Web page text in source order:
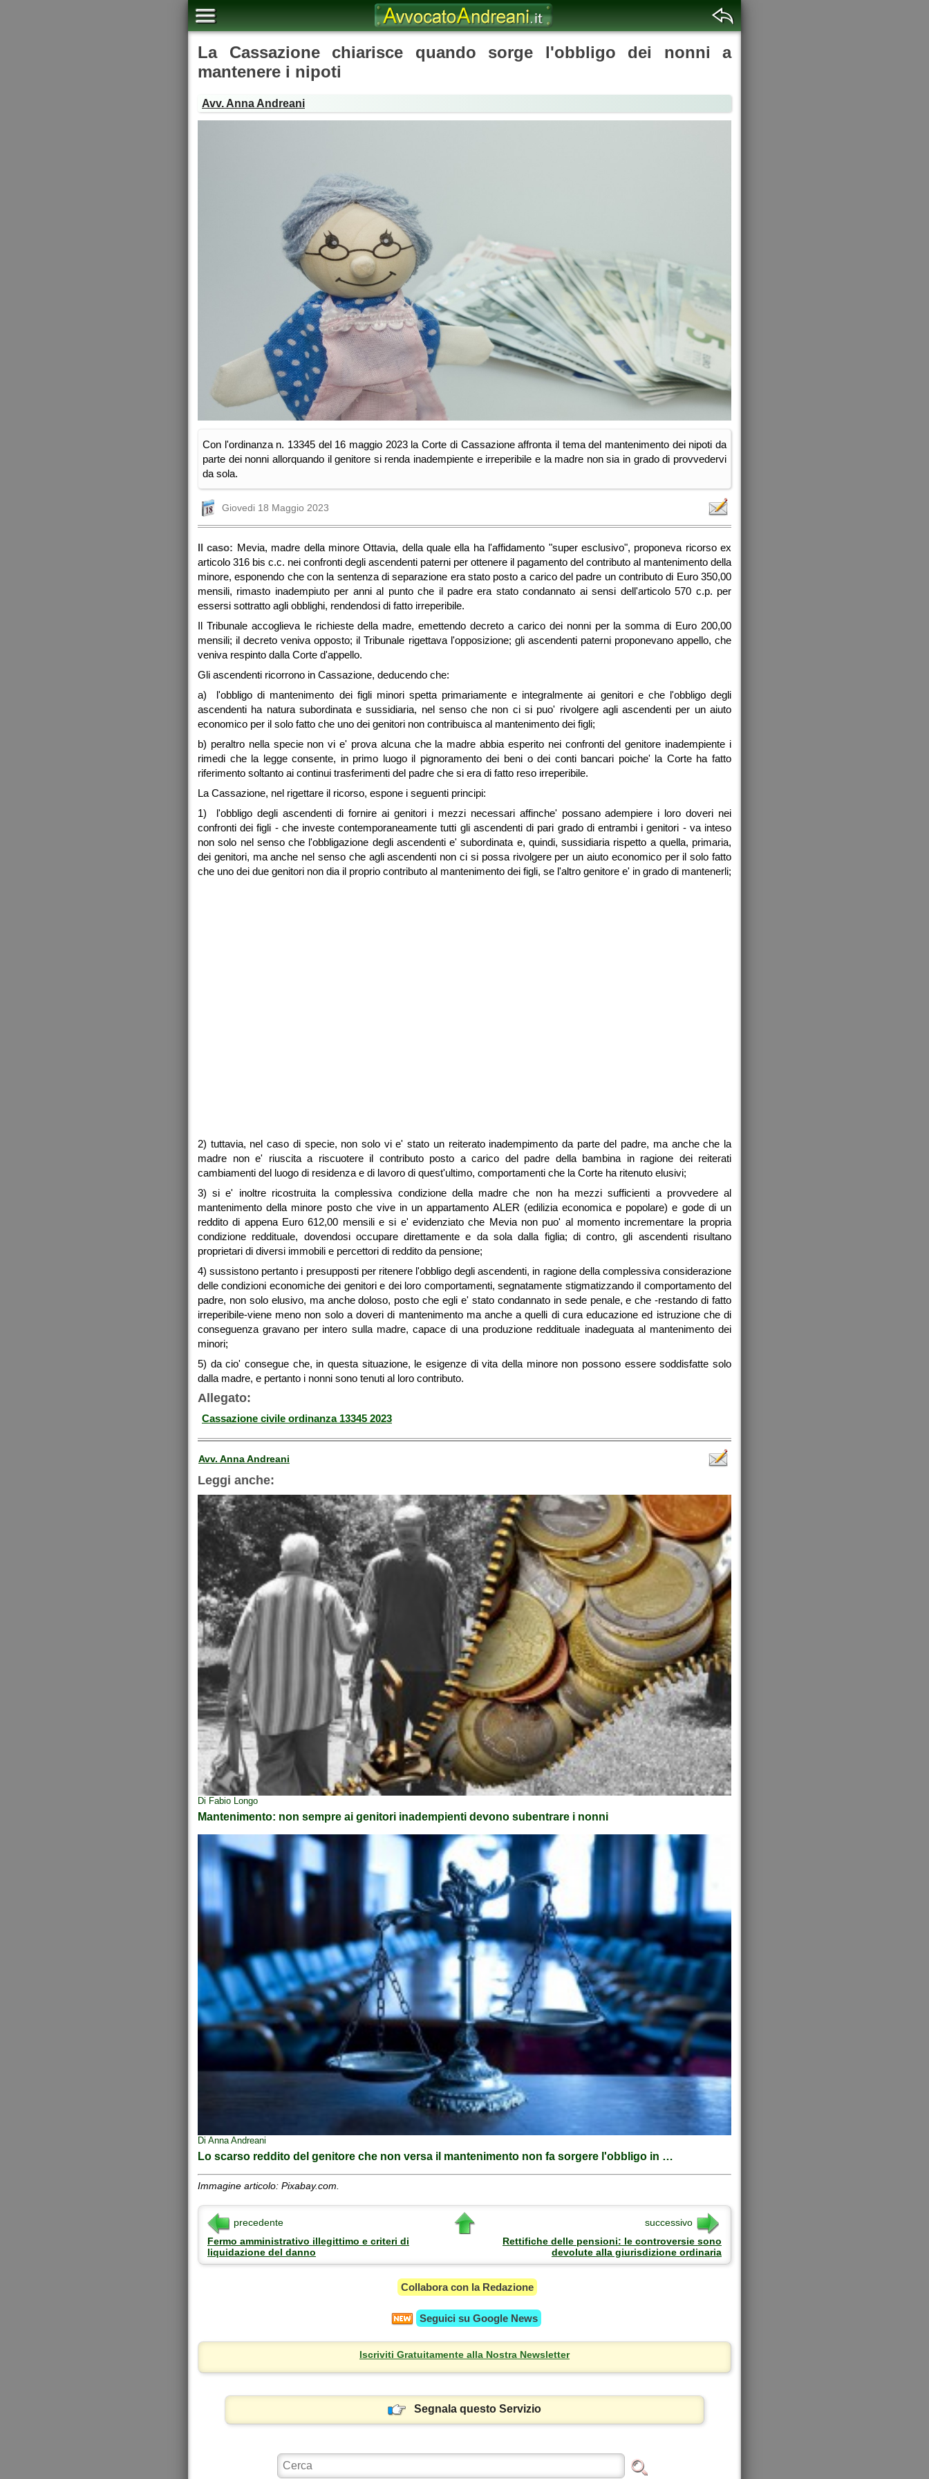
La Cassazione chiarisce quando sorge l'obbligo dei nonni a
mantenere i nipoti
Avv. Anna Andreani
Con l'ordinanza n. 13345 del 16 maggio 2023 la Corte di Cassazione affronta il tema del mantenimento dei nipoti da
parte dei nonni allorquando il genitore si renda inadempiente e irreperibile e la madre non sia in grado di provvedervi
da sola.
Giovedi 18 Maggio 2023
Il caso: Mevia, madre della minore Ottavia, della quale ella ha l'affidamento "super esclusivo", proponeva ricorso ex
articolo 316 bis c.c. nei confronti degli ascendenti paterni per ottenere il pagamento del contributo al mantenimento della
minore, esponendo che con la sentenza di separazione era stato posto a carico del padre un contributo di Euro 350,00
mensili, rimasto inadempiuto per anni al punto che il padre era stato condannato ai sensi dell'articolo 570 c.p. per
essersi sottratto agli obblighi, rendendosi di fatto irreperibile.
Il Tribunale accoglieva le richieste della madre, emettendo decreto a carico dei nonni per la somma di Euro 200,00
mensili; il decreto veniva opposto; il Tribunale rigettava l'opposizione; gli ascendenti paterni proponevano appello, che
veniva respinto dalla Corte d'appello.
Gli ascendenti ricorrono in Cassazione, deducendo che:
a) l'obbligo di mantenimento dei figli minori spetta primariamente e integralmente ai genitori e che l'obbligo degli
ascendenti ha natura subordinata e sussidiaria, nel senso che non ci si puo' rivolgere agli ascendenti per un aiuto
economico per il solo fatto che uno dei genitori non contribuisca al mantenimento dei figli;
b) peraltro nella specie non vi e' prova alcuna che la madre abbia esperito nei confronti del genitore inadempiente i
rimedi che la legge consente, in primo luogo il pignoramento dei beni o dei conti bancari poiche' la Corte ha fatto
riferimento soltanto ai continui trasferimenti del padre che si era di fatto reso irreperibile.
La Cassazione, nel rigettare il ricorso, espone i seguenti principi:
1) l'obbligo degli ascendenti di fornire ai genitori i mezzi necessari affinche' possano adempiere i loro doveri nei
confronti dei figli - che investe contemporaneamente tutti gli ascendenti di pari grado di entrambi i genitori - va inteso
non solo nel senso che l'obbligazione degli ascendenti e' subordinata e, quindi, sussidiaria rispetto a quella, primaria,
dei genitori, ma anche nel senso che agli ascendenti non ci si possa rivolgere per un aiuto economico per il solo fatto
che uno dei due genitori non dia il proprio contributo al mantenimento dei figli, se l'altro genitore e' in grado di mantenerli;
2) tuttavia, nel caso di specie, non solo vi e' stato un reiterato inadempimento da parte del padre, ma anche che la
madre non e' riuscita a riscuotere il contributo posto a carico del padre della bambina in ragione dei reiterati
cambiamenti del luogo di residenza e di lavoro di quest'ultimo, comportamenti che la Corte ha ritenuto elusivi;
3) si e' inoltre ricostruita la complessiva condizione della madre che non ha mezzi sufficienti a provvedere al
mantenimento della minore posto che vive in un appartamento ALER (edilizia economica e popolare) e gode di un
reddito di appena Euro 612,00 mensili e si e' evidenziato che Mevia non puo' al momento incrementare la propria
condizione reddituale, dovendosi occupare direttamente e da sola dalla figlia; di contro, gli ascendenti risultano
proprietari di diversi immobili e percettori di reddito da pensione;
4) sussistono pertanto i presupposti per ritenere l'obbligo degli ascendenti, in ragione della complessiva considerazione
delle condizioni economiche dei genitori e dei loro comportamenti, segnatamente stigmatizzando il comportamento del
padre, non solo elusivo, ma anche doloso, posto che egli e' stato condannato in sede penale, e che -restando di fatto
irreperibile-viene meno non solo a doveri di mantenimento ma anche a quelli di cura educazione ed istruzione che di
conseguenza gravano per intero sulla madre, capace di una produzione reddituale inadeguata al mantenimento dei
minori;
5) da cio' consegue che, in questa situazione, le esigenze di vita della minore non possono essere soddisfatte solo
dalla madre, e pertanto i nonni sono tenuti al loro contributo.
Allegato:
Cassazione civile ordinanza 13345 2023
Avv. Anna Andreani
Leggi anche:
Di Fabio Longo
Mantenimento: non sempre ai genitori inadempienti devono subentrare i nonni
Di Anna Andreani
Lo scarso reddito del genitore che non versa il mantenimento non fa sorgere l'obbligo in …
Immagine articolo: Pixabay.com.
precedente
successivo
Fermo amministrativo illegittimo e criteri di
liquidazione del danno
Rettifiche delle pensioni: le controversie sono
devolute alla giurisdizione ordinaria
Collabora con la Redazione
Seguici su Google News
Iscriviti Gratuitamente alla Nostra Newsletter
Segnala questo Servizio